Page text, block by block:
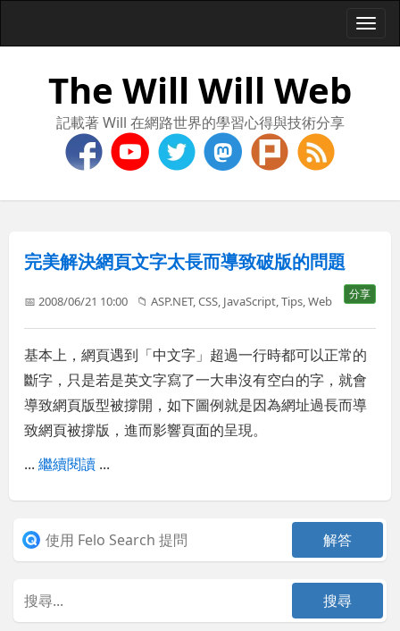
The Will Will Web
記載著 Will 在網路世界的學習心得與技術分享
完美解決網頁文字太長而導致破版的問題
分享
📅 2008/06/21 10:00 📁ASP.NET,CSS JavaScript ,Tips ,Web
基本上，網頁遇到「中文字」超過一行時都可以正常的
斷字，只是若是英文字寫了一大串沒有空白的字，就會
導致網頁版型被撐開，如下圖例就是因為網址過長而導
致網頁被撐版，進而影響頁面的呈現。
...繼續閱讀 ...